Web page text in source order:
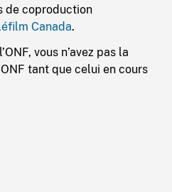
de coproduction
Canada.
vous n’avez pas la
tant que celui en cours